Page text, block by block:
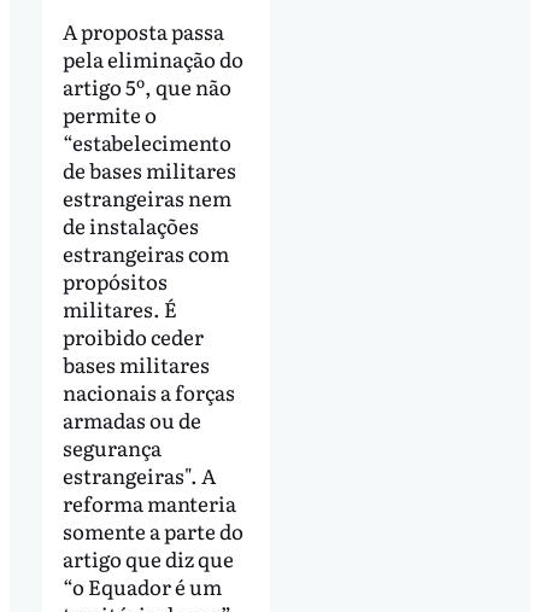
A proposta passa
pela eliminação do
artigo 5º, que não
permite o
“estabelecimento
de bases militares
estrangeiras nem
de instalações
estrangeiras com
propósitos
militares. É
proibido ceder
bases militares
nacionais a forças
armadas ou de
segurança
estrangeiras". A
reforma manteria
somente a parte do
artigo que diz que
“o Equador é um